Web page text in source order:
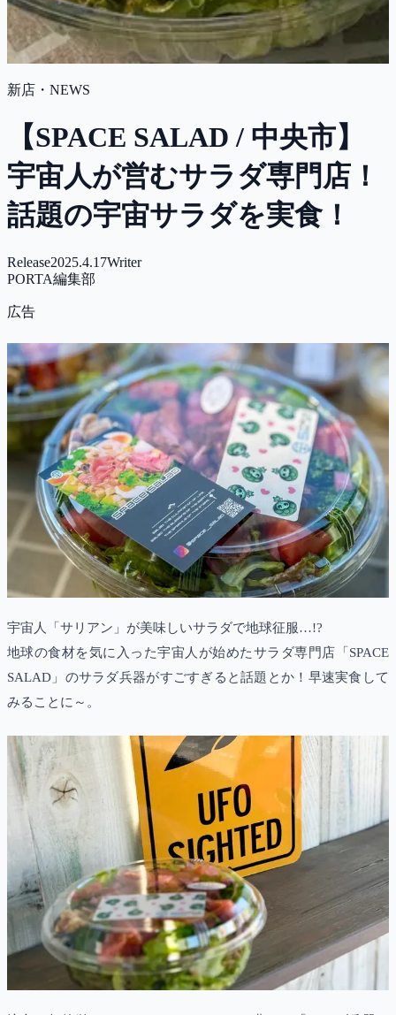
新店・NEWS
【SPACE SALAD / 中央市】
宇宙人が営むサラダ専門店！
話題の宇宙サラダを実食！
Release2025.4.17Writer
PORTA編集部
広告
宇宙人「サリアン」が美味しいサラダで地球征服…!?
地球の食材を気に入った宇宙人が始めたサラダ専門店「SPACE
SALAD」のサラダ兵器がすごすぎると話題とか！早速実食して
みることに～。